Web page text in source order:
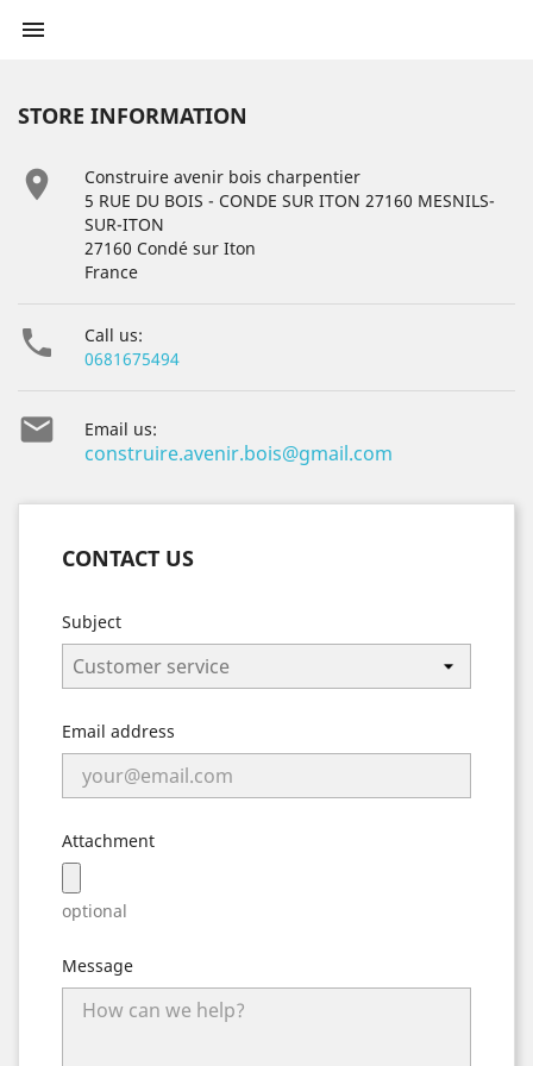

STORE INFORMATION

Construire avenir bois charpentier
5 RUE DU BOIS - CONDE SUR ITON 27160 MESNILS-
SUR-ITON
27160 Condé sur Iton
France

Call us:
0681675494
 Email us:
construire.avenir.bois@gmail.com
CONTACT US
Subject
Email address
Attachment
optional
Message